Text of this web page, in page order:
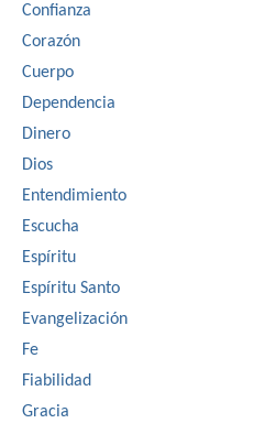
Confianza
Corazón
Cuerpo
Dependencia
Dinero
Dios
Entendimiento
Escucha
Espíritu
Espíritu Santo
Evangelización
Fe
Fiabilidad
Gracia